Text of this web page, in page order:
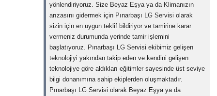
yönlendiriyoruz. Size Beyaz Eşya ya da Klimanızın
arızasını gidermek için Pınarbaşı LG Servisi olarak
sizin için en uygun teklif bildiriyor ve tamirine karar
vermeniz durumunda yerinde tamir işlemini
başlatıyoruz. Pınarbaşı LG Servisi ekibimiz gelişen
teknolojiyi yakından takip eden ve kendini gelişen
teknolojiye göre aldıkları eğitimler sayesinde üst seviye
bilgi donanımına sahip ekiplerden oluşmaktadır.
Pınarbaşı LG Servisi olarak Beyaz Eşya ya da